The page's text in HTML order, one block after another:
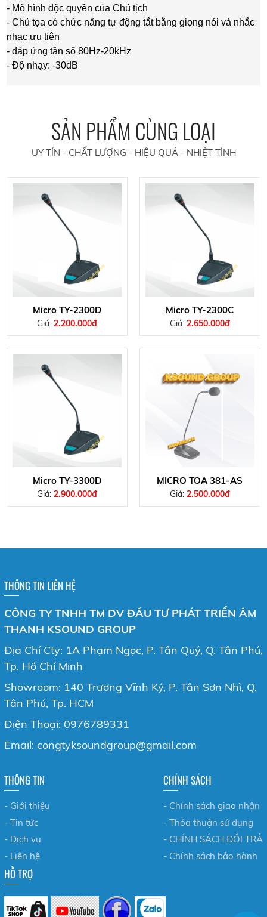
- Mô hình độc quyền của Chủ tịch
- Chủ tọa có chức năng tự động tắt bằng giọng nói và nhắc
nhạc ưu tiên
- đáp ứng tần số 80Hz-20kHz
- Độ nhạy: -30dB
SẢN PHẨM CÙNG LOẠI
UY TÍN - CHẤT LƯỢNG - HIỆU QUẢ - NHIỆT TÌNH
Micro TY-2300D
Giá:2.200.000đ
Micro TY-2300C
Giá: 2.650.000đ
Micro TY-3300D
Giá:2.900.000đ
MICRO TOA 381-AS
Giá: 2.500.000đ
THÔNG TIN LIÊN HỆ
CÔNG TY TNHH TM DV ĐẦU TƯ PHÁT TRIỂN ÂM
THANH KSOUND GROUP
Địa Chỉ Cty: 1A Phạm Ngọc, P. Tân Quý, Q. Tân Phú,
Tp. Hồ Chí Minh
Showroom: 140 Trương Vĩnh Ký, P. Tân Sơn Nhì, Q.
Tân Phú, Tp. HCM
Điện Thoại: 0976789331
Email: congtyksoundgroup@gmail.com
THÔNG TIN
- Giới thiệu
- Tin tức
- Dịch vụ
- Liên hệ
CHÍNH SÁCH
- Chính sách giao nhận
- Thỏa thuận sử dụng
- CHÍNH SÁCH ĐỔI TRẢ
- Chính sách bảo hành
HỖ TRỢ